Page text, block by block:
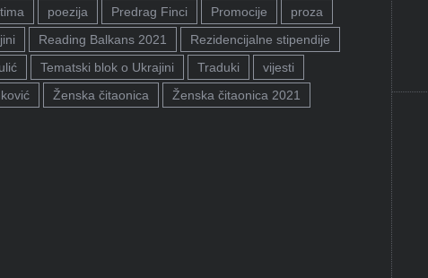
poezija Predrag Finci Promocije
proza
Reading Balkans 2021
Rezidencijalne stipendije
Tematski blok o Ukrajini Traduki
vijesti
Ženska čitaonica Ženska čitaonica 2021